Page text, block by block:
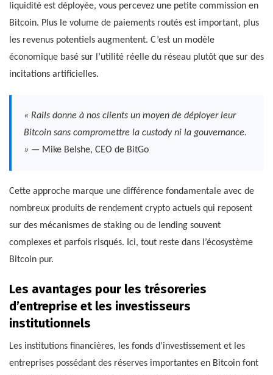
liquidité est déployée, vous percevez une petite commission en
Bitcoin. Plus le volume de paiements routés est important, plus
les revenus potentiels augmentent. C’est un modèle
économique basé sur l’utilité réelle du réseau plutôt que sur des
incitations artificielles.
« Rails donne à nos clients un moyen de déployer leur
Bitcoin sans compromettre la custody ni la gouvernance.
» — Mike Belshe, CEO de BitGo
Cette approche marque une différence fondamentale avec de
nombreux produits de rendement crypto actuels qui reposent
sur des mécanismes de staking ou de lending souvent
complexes et parfois risqués. Ici, tout reste dans l’écosystème
Bitcoin pur.
Les avantages pour les trésoreries
d’entreprise et les investisseurs
institutionnels
Les institutions financières, les fonds d’investissement et les
entreprises possédant des réserves importantes en Bitcoin font